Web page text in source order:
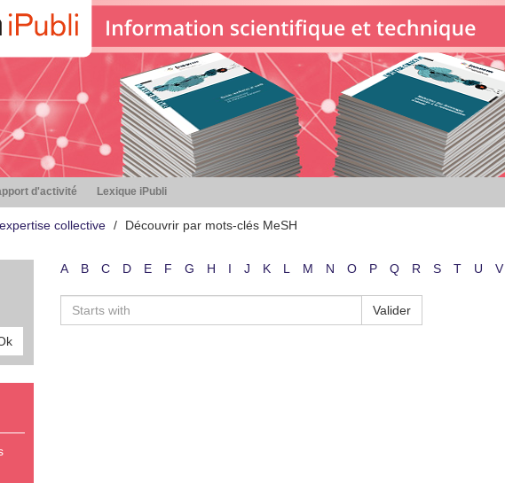
d'activité Lexique iPubli
collective Découvrir par mots-clés MeSH
A B C D E F G H I J K L M N O P Q R S T U V
Valider